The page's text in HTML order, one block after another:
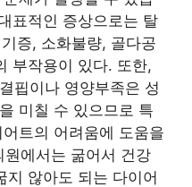
표적인 증상으로는 탈
증, 소화불량, 골다공
부작용이 있다. 또한,
핍이나 영양부족은 성
미칠 수 있으므로 특
트의 어려움에 도움을
원에서는 굶어서 건강
지 않아도 되는 다이어